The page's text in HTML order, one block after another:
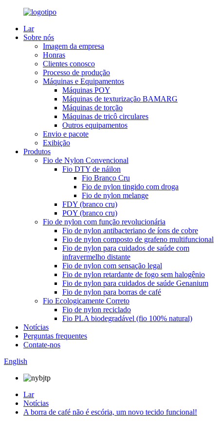
Lar
Sobre nós
Imagem da empresa
Honras
Clientes conosco
Processo de produção
Máquinas e Equipamentos
Máquinas POY
Máquinas de texturização BAMARG
Máquinas de torção
Máquinas de tricô circulares
Outros equipamentos
Envio e pacote
Exibição
Produtos
Fio de Nylon Convencional
Fio DTY de náilon
Fio Branco Cru
Fio de nylon tingido com droga
Fio de nylon melange
FDY (branco cru)
POY (branco cru)
Fio de nylon com função revolucionária
Fio de nylon antibacteriano de íons de cobre
Fio de nylon composto de grafeno multifuncional
Fio de nylon para cuidados de saúde com
infravermelho distante
Fio de nylon com sensação legal
Fio de nylon retardante de fogo sem halogênio
Fio de nylon para cuidados de saúde Genanium
Fio de nylon para borras de café
Fio Ecologicamente Correto
Fio de nylon reciclado
Fio PLA biodegradável (fio 100% natural)
Notícias
Perguntas frequentes
Contate-nos
English
Lar
Notícias
A borra de café não é escória, um novo tecido funcional!